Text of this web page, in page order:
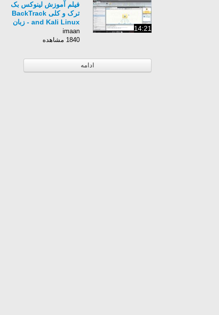
14:21
فیلم آموزش لینوکس بک
ترک و کلی BackTrack
and Kali Linux - زبان
انگلیسی - بخش 27
imaan
1840 مشاهده
ادامه